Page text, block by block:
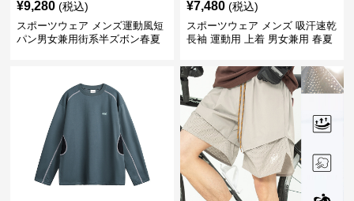
¥9,280 (税込)
スポーツウェア メンズ運動風短
パン男女兼用街系半ズボン春夏
¥7,480 (税込)
スポーツウェア メンズ 吸汗速乾
長袖 運動用 上着 男女兼用 春夏